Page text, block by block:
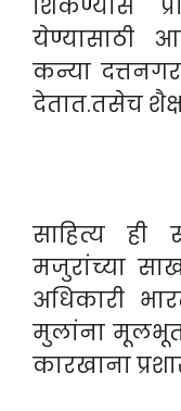
शिकण्यास
येण्यासाठी
कन्या
देतात.तसेच
साहित्य ही
मजुरांच्या
अधिकारी
मुलांना मूलभूत
कारखाना